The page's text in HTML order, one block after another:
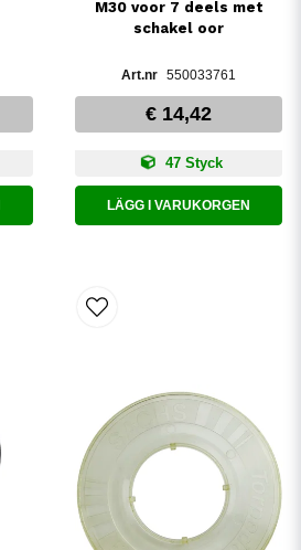
M30 voor 7 deels met
schakel oor
550033761
€ 14,42
47 Styck
LÄGG I VARUKORGEN